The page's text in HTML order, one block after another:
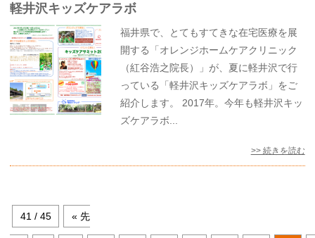
軽井沢キッズケアラボ
福井県で、とてもすてきな在宅医療を展
開する「オレンジホームケアクリニック
（紅谷浩之院長）」が、夏に軽井沢で行
っている「軽井沢キッズケアラボ」をご
紹介します。 2017年。今年も軽井沢キッ
ズケアラボ...
>> 続きを読む
41 / 45 « 先